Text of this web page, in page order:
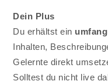
Dein Plus
Du erhältst ein
Inhalten,
Gelernte direkt
Solltest du nicht live